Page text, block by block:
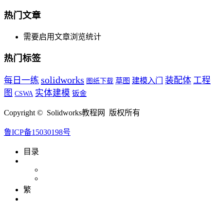
热门文章
需要启用文章浏览统计
热门标签
每日一练 solidworks 图纸下载 草图 建模入门 装配体 工程
图 CSWA 实体建模 钣金
Copyright © Solidworks教程网 版权所有
鲁ICP备15030198号
目录
繁